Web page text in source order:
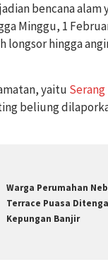
bencana alam
Minggu, 1
longsor hingga
yaitu Serang
beliung
Warga Perumahan
Terrace Puasa
Kepungan Banjir